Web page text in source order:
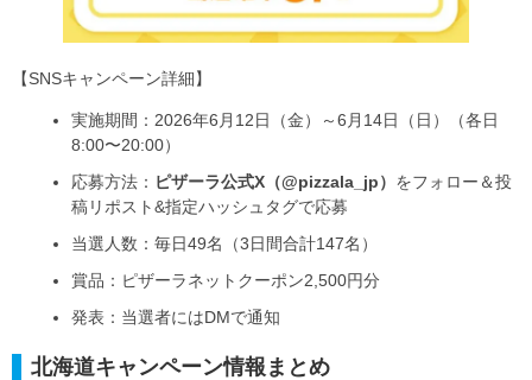
【SNSキャンペーン詳細】
実施期間：2026年6月12日（金）～6月14日（日）（各日
8:00〜20:00）
応募方法： ピザーラ公式X（@pizzala_jp） をフォロー＆投
稿リポスト&指定ハッシュタグで応募
当選人数：毎日49名（3日間合計147名）
賞品：ピザーラネットクーポン2,500円分
発表：当選者にはDMで通知
北海道キャンペーン情報まとめ